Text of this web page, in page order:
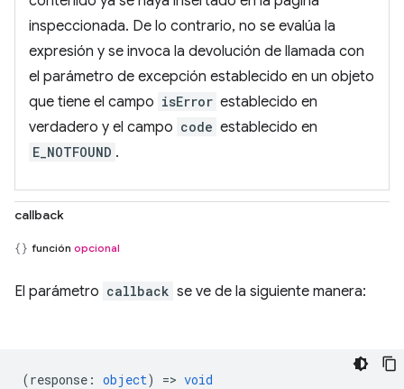
inspeccionada. De lo contrario, no se evalúa la
expresión y se invoca la devolución de llamada con
el parámetro de excepción establecido en un objeto
que tiene el campo isError establecido en
verdadero y el campo code establecido en
E_NOTFOUND .
callback
función opcional
El parámetro callback se ve de la siguiente manera:
(response : object) => void